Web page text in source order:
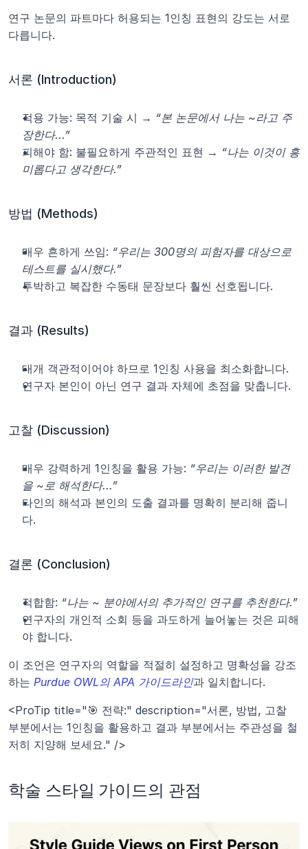
연구 논문의 파트마다 허용되는 1인칭 표현의 강도는 서로
다릅니다.
서론 (Introduction)
적용 가능: 목적 기술 시 → “본 논문에서 나는 ~라고 주
장한다...”
피해야 함: 불필요하게 주관적인 표현 → “나는 이것이 흥
미롭다고 생각한다.”
방법 (Methods)
매우 흔하게 쓰임: “우리는 300명의 피험자를 대상으로
테스트를 실시했다.”
투박하고 복잡한 수동태 문장보다 훨씬 선호됩니다.
결과 (Results)
대개 객관적이어야 하므로 1인칭 사용을 최소화합니다.
연구자 본인이 아닌 연구 결과 자체에 초점을 맞춥니다.
고찰 (Discussion)
매우 강력하게 1인칭을 활용 가능: “우리는 이러한 발견
을 ~로 해석한다...”
타인의 해석과 본인의 도출 결과를 명확히 분리해 줍니
다.
결론 (Conclusion)
적합함: “나는 ~ 분야에서의 추가적인 연구를 추천한다.”
연구자의 개인적 소회 등을 과도하게 늘어놓는 것은 피해
야 합니다.
이 조언은 연구자의 역할을 적절히 설정하고 명확성을 강조
하는 Purdue OWL의 APA 가이드라인과 일치합니다.
<ProTip title="🎯 전략:" description="서론, 방법, 고찰
부분에서는 1인칭을 활용하고 결과 부분에서는 주관성을 철
저히 지양해 보세요." />
학술 스타일 가이드의 관점